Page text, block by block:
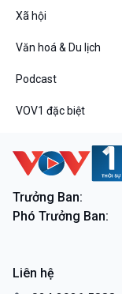
VOV1 đặc biệt
Chân dung cuộc
Xã hội
Văn hoá & Du lịch
Podcast
VOV1 đặc biệt
Trưởng Ban:
Phó Trưởng Ban:
Liên hệ